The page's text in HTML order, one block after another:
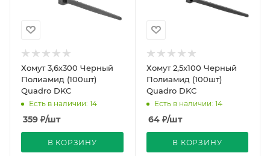
Хомут 3,6х300 Черный
Полиамид (100шт)
Quadro DKC
Есть в наличии: 14
359 ₽/шт
В КОРЗИНУ
Хомут 2,5х100 Черный
Полиамид (100шт)
Quadro DKC
Есть в наличии: 14
64₽/шт
В КОРЗИНУ